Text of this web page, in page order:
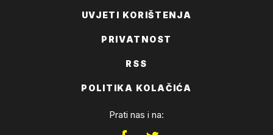
UVJETI KORIŠTENJA
PRIVATNOST
RSS
POLITIKA KOLAČIĆA
Prati nas i na: